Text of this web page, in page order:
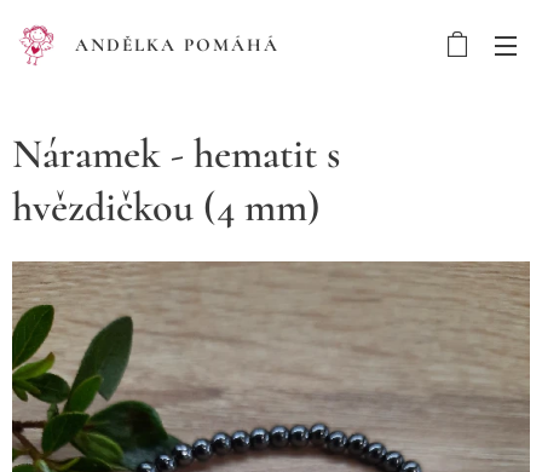
ANDĚLKA POMÁHÁ
Náramek - hematit s
hvězdičkou (4 mm)